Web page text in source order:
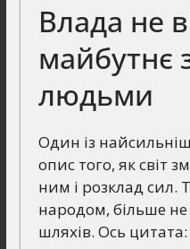
Влада не
майбутнє
людьми
Один із
опис того, як світ
ним і розклад сил.
народом, більше не
шляхів. Ось цитата: